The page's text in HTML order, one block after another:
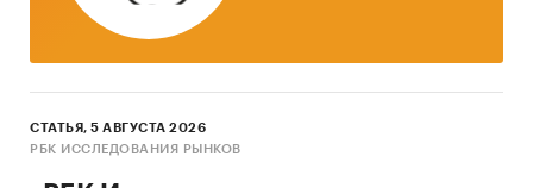
Категории: Потребительские услуги
СТАТЬЯ, 5 АВГУСТА 2026
РБК ИССЛЕДОВАНИЯ РЫНКОВ